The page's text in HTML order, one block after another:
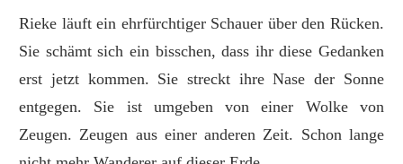
Rieke läuft ein ehrfürchtiger Schauer über den Rücken.
Sie schämt sich ein bisschen, dass ihr diese Gedanken
erst jetzt kommen. Sie streckt ihre Nase der Sonne
entgegen. Sie ist umgeben von einer Wolke von
Zeugen. Zeugen aus einer anderen Zeit. Schon lange